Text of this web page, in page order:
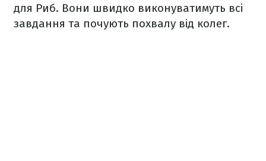
для Риб. Вони швидко виконуватимуть всі
завдання та почують похвалу від колег.